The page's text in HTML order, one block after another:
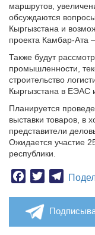
маршрутов,
обсуждаются
Кыргызстана и
проекта Камбар-Ата –
Также будут
промышленности,
строительство
Кыргызстана в ЕЭАС
Планируется
выставки товаров, в
представители
Ожидается участие
республики.
Facebook
Twitter